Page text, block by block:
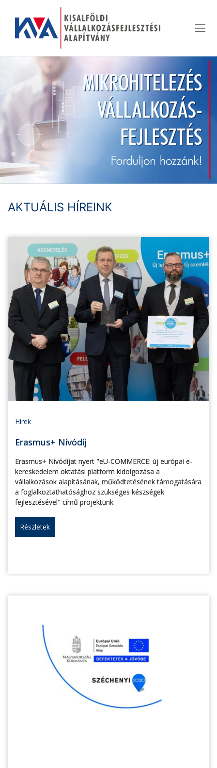
tartalomra
AKTUÁLIS HÍREINK
Hírek
Erasmus+ Nívódíj
Erasmus+ Nívódíjat nyert "eU-COMMERCE: új európai e-
kereskedelem oktatási platform kidolgozása a
vállalkozások alapításának, működtetésének támogatására
a foglalkoztathatósághoz szükséges készségek
fejlesztésével" című projektünk.
Részletek